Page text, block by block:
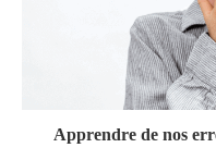
Apprendre de nos